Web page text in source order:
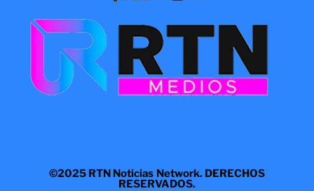
©2025 RTN Noticias Network. DERECHOS
RESERVADOS.